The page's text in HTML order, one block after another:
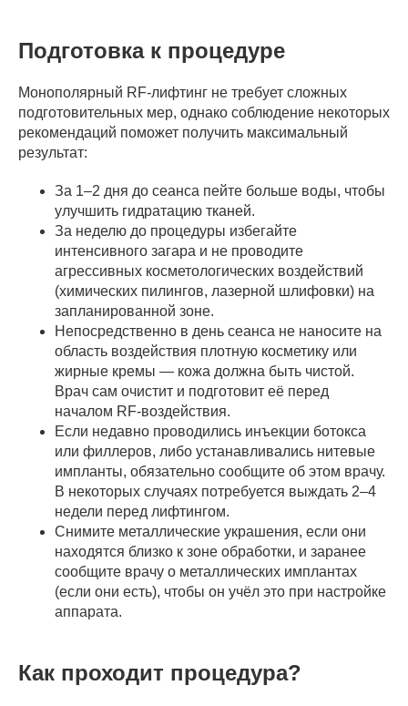
Подготовка к процедуре
Монополярный RF-лифтинг не требует сложных
подготовительных мер, однако соблюдение некоторых
рекомендаций поможет получить максимальный
результат:
За 1–2 дня до сеанса пейте больше воды, чтобы
улучшить гидратацию тканей.
За неделю до процедуры избегайте
интенсивного загара и не проводите
агрессивных косметологических воздействий
(химических пилингов, лазерной шлифовки) на
запланированной зоне.
Непосредственно в день сеанса не наносите на
область воздействия плотную косметику или
жирные кремы — кожа должна быть чистой.
Врач сам очистит и подготовит её перед
началом RF-воздействия.
Если недавно проводились инъекции ботокса
или филлеров, либо устанавливались нитевые
импланты, обязательно сообщите об этом врачу.
В некоторых случаях потребуется выждать 2–4
недели перед лифтингом.
Снимите металлические украшения, если они
находятся близко к зоне обработки, и заранее
сообщите врачу о металлических имплантах
(если они есть), чтобы он учёл это при настройке
аппарата.
Как проходит процедура?